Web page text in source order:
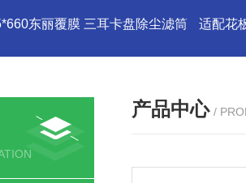
东丽覆膜 三耳卡盘除尘滤筒 适配花
产品中心 /